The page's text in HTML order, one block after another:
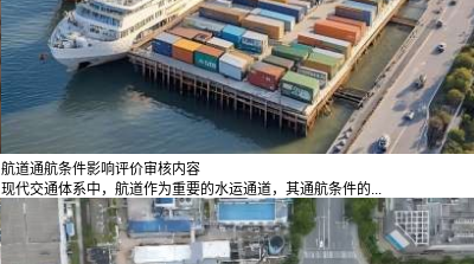
航道通航条件影响评价审核内容
现代交通体系中，航道作为重要的水运通道，其通航条件的...